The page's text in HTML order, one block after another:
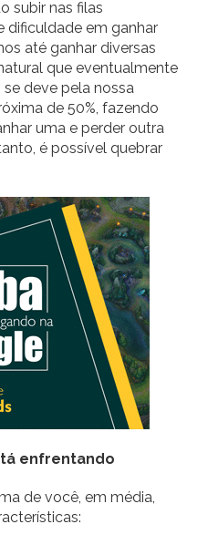
subir nas filas
dificuldade em ganhar
até ganhar diversas
que eventualmente
deve pela nossa
de 50%, fazendo
uma e perder outra
é possível quebrar
enfrentando
de você, em média,